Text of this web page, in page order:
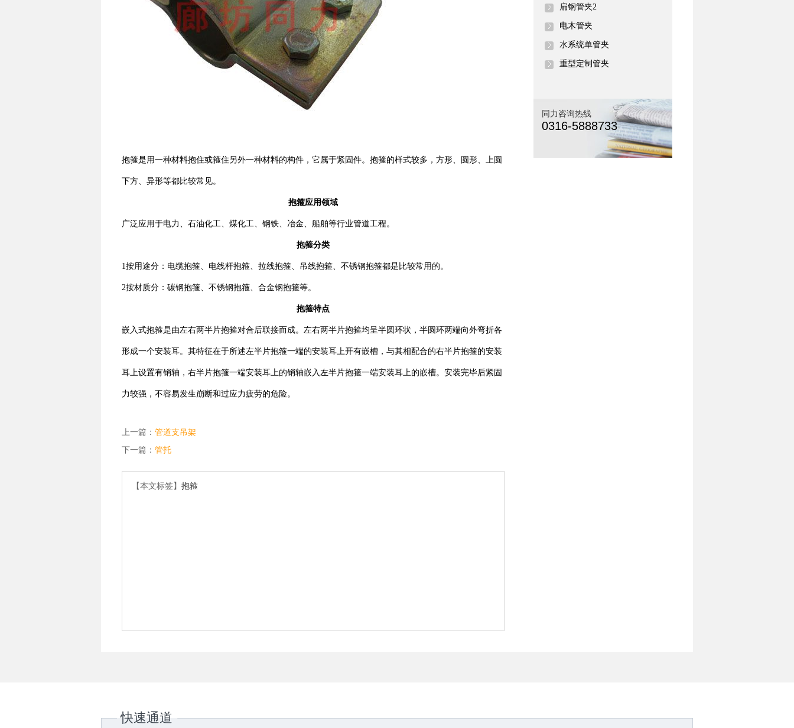
抱箍是用一种材料抱住或箍住另外一种材料的构件，它属于紧固件。抱箍的样式较多，方形、圆形、上圆
下方、异形等都比较常见。
抱箍应用领域
广泛应用于电力、石油化工、煤化工、钢铁、冶金、船舶等行业管道工程。
抱箍分类
1按用途分：电缆抱箍、电线杆抱箍、拉线抱箍、吊线抱箍、不锈钢抱箍都是比较常用的。
2按材质分：碳钢抱箍、不锈钢抱箍、合金钢抱箍等。
抱箍特点
嵌入式抱箍是由左右两半片抱箍对合后联接而成。左右两半片抱箍均呈半圆环状，半圆环两端向外弯折各
形成一个安装耳。其特征在于所述左半片抱箍一端的安装耳上开有嵌槽，与其相配合的右半片抱箍的安装
耳上设置有销轴，右半片抱箍一端安装耳上的销轴嵌入左半片抱箍一端安装耳上的嵌槽。安装完毕后紧固
力较强，不容易发生崩断和过应力疲劳的危险。
上一篇： 管道支吊架
下一篇： 管托
【本文标签】 抱箍
扁钢管夹2
电木管夹
水系统单管夹
重型定制管夹
同力咨询热线
0316-5888733
快速通道